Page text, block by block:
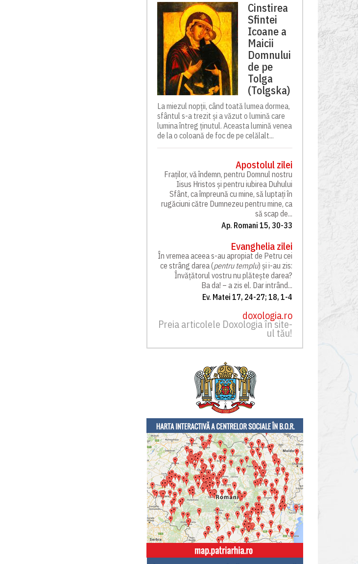
Cinstirea
Sfintei
Icoane a
Maicii
Domnului
de pe
Tolga
(Tolgska)
La miezul nopții, când toată lumea dormea,
sfântul s-a trezit și a văzut o lumină care
lumina întreg ținutul. Aceasta lumină venea
de la o coloană de foc de pe celălalt...
Apostolul zilei
Fraților, vă îndemn, pentru Domnul nostru
Iisus Hristos și pentru iubirea Duhului
Sfânt, ca împreună cu mine, să luptați în
rugăciuni către Dumnezeu pentru mine, ca
să scap de...
Ap. Romani 15, 30-33
Evanghelia zilei
În vremea aceea s-au apropiat de Petru cei
ce strâng darea (pentru templu) și i-au zis:
Învățătorul vostru nu plătește darea?
Ba da! – a zis el. Dar intrând...
Ev. Matei 17, 24-27; 18, 1-4
doxologia.ro
Preia articolele Doxologia în site-
ul tău!